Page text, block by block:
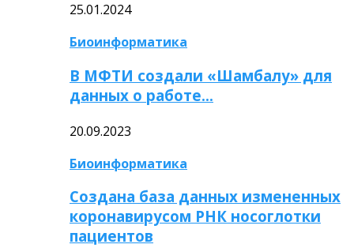
25.01.2024
Биоинформатика
В МФТИ создали «Шамбалу» для
данных о работе…
20.09.2023
Биоинформатика
Создана база данных измененных
коронавирусом РНК носоглотки
пациентов